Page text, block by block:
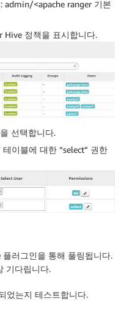
admin/<apache ranger 기본
Hive 정책을 표시합니다.
선택합니다.
이블에 대한 “select” 권한
러그인을 통해 풀링됩니다.
기다립니다.
었는지 테스트합니다.